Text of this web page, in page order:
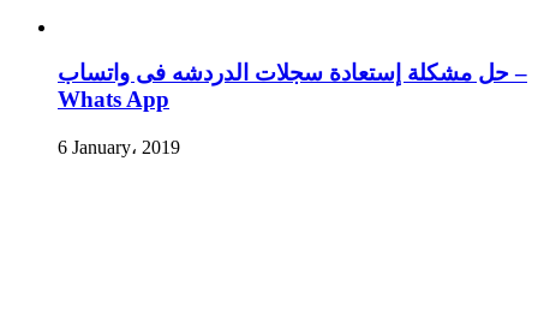
حل مشكلة إستعادة سجلات الدردشه فى واتساب –
Whats App
6 January، 2019